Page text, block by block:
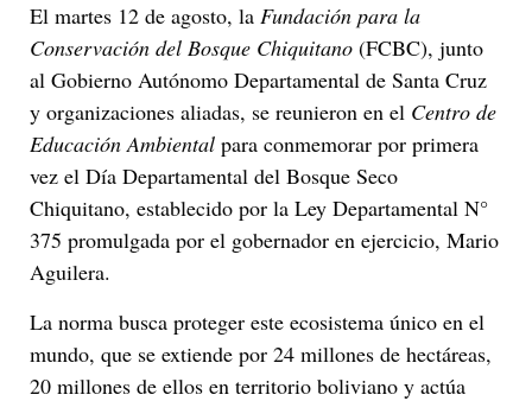
El martes 12 de agosto, la Fundación para la
Conservación del Bosque Chiquitano (FCBC), junto
al Gobierno Autónomo Departamental de Santa Cruz
y organizaciones aliadas, se reunieron en el Centro de
Educación Ambiental para conmemorar por primera
vez el Día Departamental del Bosque Seco
Chiquitano, establecido por la Ley Departamental N°
375 promulgada por el gobernador en ejercicio, Mario
Aguilera.
La norma busca proteger este ecosistema único en el
mundo, que se extiende por 24 millones de hectáreas,
20 millones de ellos en territorio boliviano y actúa